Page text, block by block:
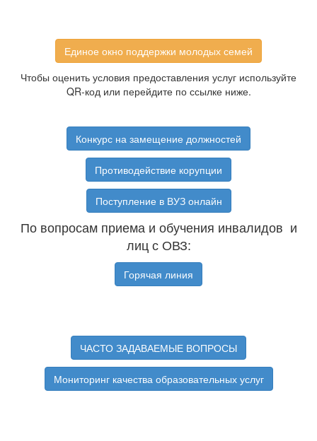
Единое окно поддержки молодых семей
Чтобы оценить условия предоставления услуг используйте
QR-код или перейдите по ссылке ниже.
Конкурс на замещение должностей
Противодействие корупции
Поступление в ВУЗ онлайн
По вопросам приема и обучения инвалидов и
лиц с ОВЗ:
Горячая линия
ЧАСТО ЗАДАВАЕМЫЕ ВОПРОСЫ
Мониторинг качества образовательных услуг